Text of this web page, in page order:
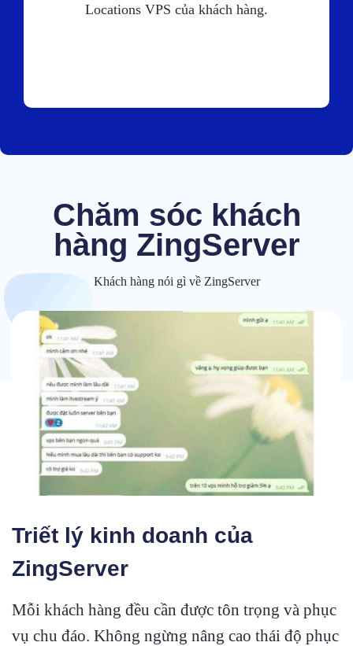
Locations VPS của khách hàng.
Chăm sóc khách
hàng ZingServer
Khách hàng nói gì về ZingServer
Triết lý kinh doanh của
ZingServer
Mỗi khách hàng đều cần được tôn trọng và phục
vụ chu đáo. Không ngừng nâng cao thái độ phục